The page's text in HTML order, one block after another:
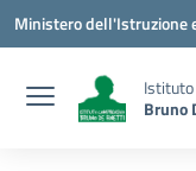
Vai ai contenuti
Vai al menu di navigazione
Vai al footer
Ministero dell'Istruzione
Bruno